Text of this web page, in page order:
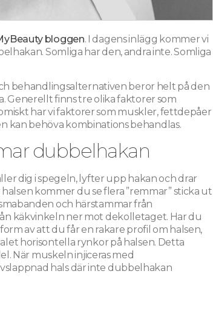
bloggen. I dagens inlägg kommer vi
Somliga har den, andra inte. Somliga
behandlingsalternativen beror helt på den
Generellt finns tre olika faktorer som
har vi faktorer som muskler, fettdepåer
kan behöva kombinations behandlas.
dubbelhakan
dig i spegeln, lyfter upp hakan och drar
kommer du se flera ”remmar” sticka ut
och härstammar från
käkvinkeln ner mot dekolletaget. Har du
av att du får en rakare profil om halsen,
horisontella rynkor på halsen. Detta
När muskeln injiceras med
hals där inte dubbelhakan